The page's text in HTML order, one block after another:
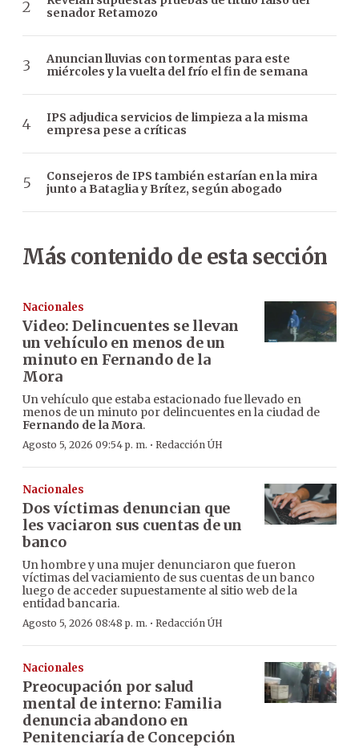
senador Retamozo
Anuncian lluvias con tormentas para este
miércoles y la vuelta del frío el fin de semana
IPS adjudica servicios de limpieza a la misma
empresa pese a críticas
Consejeros de IPS también estarían en la mira
junto a Bataglia y Brítez, según abogado
Más contenido de esta sección
Nacionales
Video: Delincuentes se llevan
un vehículo en menos de un
minuto en Fernando de la
Mora
Un vehículo que estaba estacionado fue llevado en
menos de un minuto por delincuentes en la ciudad de
Fernando de la Mora.
Agosto 5, 2026 09:54 p. m. · Redacción ÚH
Nacionales
Dos víctimas denuncian que
les vaciaron sus cuentas de un
banco
Un hombre y una mujer denunciaron que fueron
víctimas del vaciamiento de sus cuentas de un banco
luego de acceder supuestamente al sitio web de la
entidad bancaria.
Agosto 5, 2026 08:48 p. m. · Redacción ÚH
Nacionales
Preocupación por salud
mental de interno: Familia
denuncia abandono en
Penitenciaría de Concepción